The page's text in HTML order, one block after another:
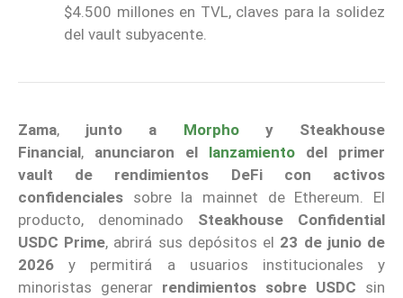
$4.500 millones en TVL, claves para la solidez
del vault subyacente.
Zama, junto a Morphoy Steakhouse
Financial, anunciaron el lanzamiento del primer
vault de rendimientos DeFi con activos
confidenciales sobre la mainnet de Ethereum. El
producto, denominado Steakhouse Confidential
USDC Prime, abrirá sus depósitos el 23 de junio de
2026 y permitirá a usuarios institucionales y
minoristas generar rendimientos sobre USDC sin